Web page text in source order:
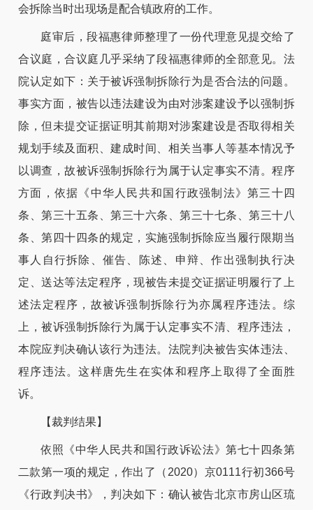
会拆除当时出现场是配合镇政府的工作。
庭审后，段福惠律师整理了一份代理意见提交给了
合议庭，合议庭几乎采纳了段福惠律师的全部意见。法
院认定如下：关于被诉强制拆除行为是否合法的问题。
事实方面，被告以违法建设为由对涉案建设予以强制拆
除，但未提交证据证明其前期对涉案建设是否取得相关
规划手续及面积、建成时间、相关当事人等基本情况予
以调查，故被诉强制拆除行为属于认定事实不清。程序
方面，依据《中华人民共和国行政强制法》第三十四
条、第三十五条、第三十六条、第三十七条、第三十八
条、第四十四条的规定，实施强制拆除应当履行限期当
事人自行拆除、催告、陈述、申辩、作出强制执行决
定、送达等法定程序，现被告未提交证据证明履行了上
述法定程序，故被诉强制拆除行为亦属程序违法。综
上，被诉强制拆除行为属于认定事实不清、程序违法，
本院应判决确认该行为违法。法院判决被告实体违法、
程序违法。这样唐先生在实体和程序上取得了全面胜
诉。
【裁判结果】
依照《中华人民共和国行政诉讼法》第七十四条第
二款第一项的规定，作出了（2020）京0111行初366号
《行政判决书》，判决如下：确认被告北京市房山区琉